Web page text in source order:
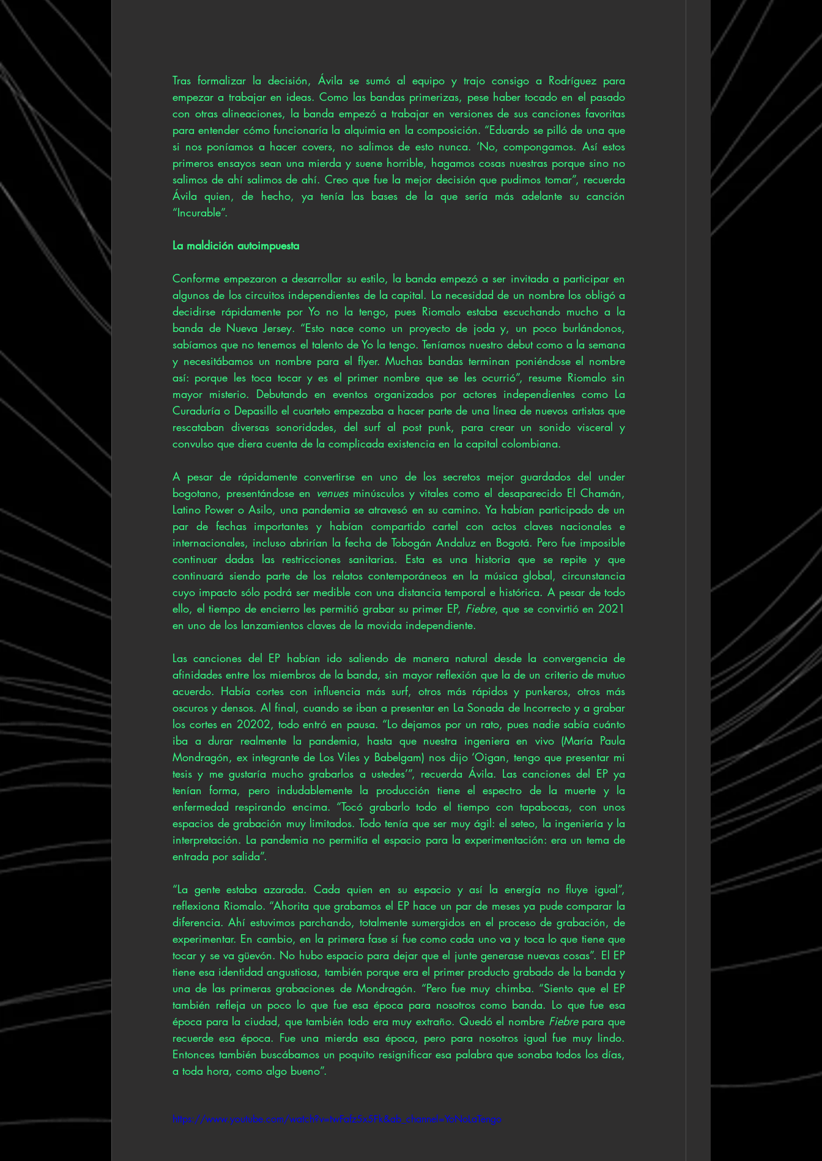
Tras formalizar la decisión, Ávila se sumó al equipo y trajo consigo a Rodríguez para
empezar a trabajar en ideas. Como las bandas primerizas, pese haber tocado en el pasado
con otras alineaciones, la banda empezó a trabajar en versiones de sus canciones favoritas
para entender cómo funcionaría la alquimia en la composición. “Eduardo se pilló de una que
si nos poníamos a hacer covers, no salimos de esto nunca. ‘No, compongamos. Así estos
primeros ensayos sean una mierda y suene horrible, hagamos cosas nuestras porque sino no
salimos de ahí salimos de ahí. Creo que fue la mejor decisión que pudimos tomar”, recuerda
Ávila quien, de hecho, ya tenía las bases de la que sería más adelante su canción
“Incurable”.
La maldición autoimpuesta
Conforme empezaron a desarrollar su estilo, la banda empezó a ser invitada a participar en
algunos de los circuitos independientes de la capital. La necesidad de un nombre los obligó a
decidirse rápidamente por Yo no la tengo, pues Riomalo estaba escuchando mucho a la
banda de Nueva Jersey. “Esto nace como un proyecto de joda y, un poco burlándonos,
sabíamos que no tenemos el talento de Yo la tengo. Teníamos nuestro debut como a la semana
y necesitábamos un nombre para el flyer. Muchas bandas terminan poniéndose el nombre
así: porque les toca tocar y es el primer nombre que se les ocurrió”, resume Riomalo sin
mayor misterio. Debutando en eventos organizados por actores independientes como La
Curaduría o Depasillo el cuarteto empezaba a hacer parte de una línea de nuevos artistas que
rescataban diversas sonoridades, del surf al post punk, para crear un sonido visceral y
convulso que diera cuenta de la complicada existencia en la capital colombiana.
A pesar de rápidamente convertirse en uno de los secretos mejor guardados del under
bogotano, presentándose en venues minúsculos y vitales como el desaparecido El Chamán,
Latino Power o Asilo, una pandemia se atravesó en su camino. Ya habían participado de un
par de fechas importantes y habían compartido cartel con actos claves nacionales e
internacionales, incluso abrirían la fecha de Tobogán Andaluz en Bogotá. Pero fue imposible
continuar dadas las restricciones sanitarias. Esta es una historia que se repite y que
continuará siendo parte de los relatos contemporáneos en la música global, circunstancia
cuyo impacto sólo podrá ser medible con una distancia temporal e histórica. A pesar de todo
ello, el tiempo de encierro les permitió grabar su primer EP, Fiebre, que se convirtió en 2021
en uno de los lanzamientos claves de la movida independiente.
Las canciones del EP habían ido saliendo de manera natural desde la convergencia de
afinidades entre los miembros de la banda, sin mayor reflexión que la de un criterio de mutuo
acuerdo. Había cortes con influencia más surf, otros más rápidos y punkeros, otros más
oscuros y densos. Al final, cuando se iban a presentar en La Sonada de Incorrecto y a grabar
los cortes en 20202, todo entró en pausa. “Lo dejamos por un rato, pues nadie sabía cuánto
iba a durar realmente la pandemia, hasta que nuestra ingeniera en vivo (María Paula
Mondragón, ex integrante de Los Viles y Babelgam) nos dijo ‘Oigan, tengo que presentar mi
tesis y me gustaría mucho grabarlos a ustedes’”, recuerda Ávila. Las canciones del EP ya
tenían forma, pero indudablemente la producción tiene el espectro de la muerte y la
enfermedad respirando encima. “Tocó grabarlo todo el tiempo con tapabocas, con unos
espacios de grabación muy limitados. Todo tenía que ser muy ágil: el seteo, la ingeniería y la
interpretación. La pandemia no permitía el espacio para la experimentación: era un tema de
entrada por salida”.
“La gente estaba azarada. Cada quien en su espacio y así la energía no fluye igual”,
reflexiona Riomalo. “Ahorita que grabamos el EP hace un par de meses ya pude comparar la
diferencia. Ahí estuvimos parchando, totalmente sumergidos en el proceso de grabación, de
experimentar. En cambio, en la primera fase sí fue como cada uno va y toca lo que tiene que
tocar y se va güevón. No hubo espacio para dejar que el junte generase nuevas cosas”. El EP
tiene esa identidad angustiosa, también porque era el primer producto grabado de la banda y
una de las primeras grabaciones de Mondragón. “Pero fue muy chimba. “Siento que el EP
también refleja un poco lo que fue esa época para nosotros como banda. Lo que fue esa
época para la ciudad, que también todo era muy extraño. Quedó el nombre Fiebre para que
recuerde esa época. Fue una mierda esa época, pero para nosotros igual fue muy lindo.
Entonces también buscábamos un poquito resignificar esa palabra que sonaba todos los días,
a toda hora, como algo bueno”.
https://www.youtube.com/watch?v=twFafz5x5Fk&ab_channel=YoNoLaTengo